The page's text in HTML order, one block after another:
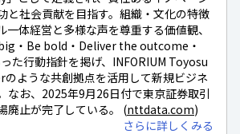
と社会貢献を目指す。組織・文化の特徴
一体経営と多様な声を尊重する価値観、
・Be bold・Deliver the outcome・
た行動指針を掲げ、INFORIUM Toyosu
ような共創拠点を活用して新規ビジネ
なお、2025年9月26日付で東京証券取引
廃止が完了している。 (nttdata.com)
さらに詳しくみる